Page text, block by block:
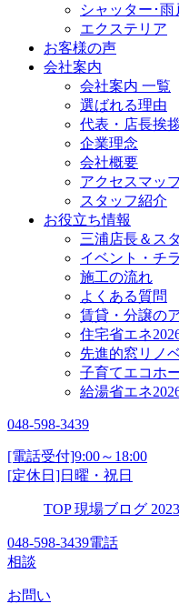
シャッター･雨
エクステリア
お客様の声
会社案内
会社案内 一覧
選ばれる理由
代表・店長挨
企業理念
会社概要
アクセスマッ
スタッフ紹介
お役立ち情報
三浦店長＆ス
イベント・チ
施工の流れ
よくある質問
賃貸・分譲の
住宅省エネ
先進的窓リノ
子育てエコホ
給湯省エネ
048-598-3439
[電話受付]9:00～18:00
[定休日]日曜・祝日
TOP 現場ブログ
048-598-3439電話
相談
お問い